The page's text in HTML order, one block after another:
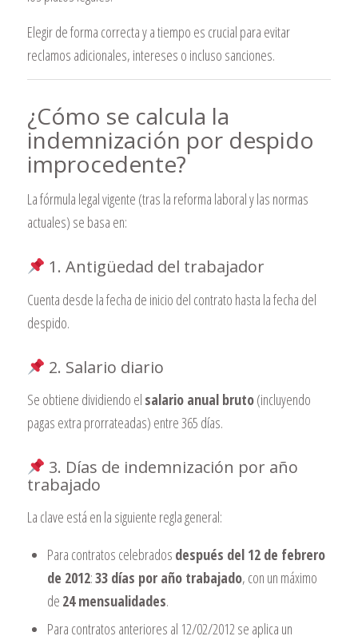
Elegir de forma correcta y a tiempo es crucial para evitar
reclamos adicionales, intereses o incluso sanciones.
¿Cómo se calcula la
indemnización por despido
improcedente?
La fórmula legal vigente (tras la reforma laboral y las normas
actuales) se basa en:
1. Antigüedad del trabajador
Cuenta desde la fecha de inicio del contrato hasta la fecha del
despido.
2. Salario diario
Se obtiene dividiendo el salario anual bruto(incluyendo
pagas extra prorrateadas) entre 365 días.
3. Días de indemnización por año
trabajado
La clave está en la siguiente regla general:
Para contratos celebrados después del 12 de febrero
de 2012:33 días por año trabajado, con un máximo
de 24 mensualidades.
Para contratos anteriores al 12/02/2012 se aplica un